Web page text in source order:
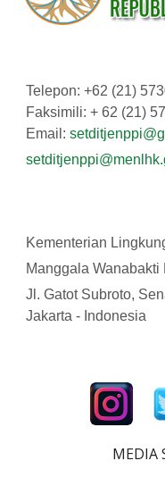
Telepon: +62 (21)
Faksimili: + 62 (21)
Email:
Kementerian
Manggala Wanabakti
Jl. Gatot Subroto,
Jakarta - Indonesia
MEDIA